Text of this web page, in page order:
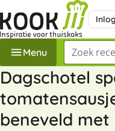
Menu Zoek een
Dagschotel
beneveld met